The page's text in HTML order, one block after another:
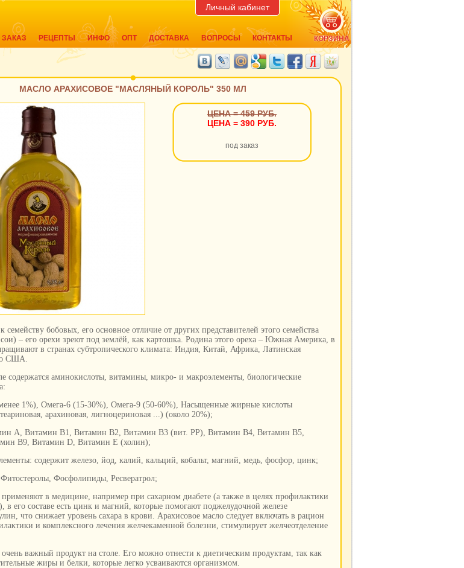
Личный кабинет
РЕЦЕПТЫ ИНФО ОПТ ДОСТАВКА ВОПРОСЫ КОНТАКТЫ КОРЗИНА
МАСЛО АРАХИСОВОЕ "МАСЛЯНЫЙ КОРОЛЬ" 350 МЛ
ЦЕНА = 459 РУБ.
ЦЕНА = 390 РУБ.
под заказ
семейству бобовых, его основное отличие от других представителей этого семейства
– его орехи зреют под землёй, как картошка. Родина этого ореха – Южная Америка, в
в странах субтропического климата: Индия, Китай, Африка, Латинская
США.
содержатся аминокислоты, витамины, микро- и макроэлементы, биологические
1%), Омега-6 (15-30%), Омега-9 (50-60%), Насыщенные жирные кислоты
арахиновая, лигноцериновая ...) (около 20%);
А, Витамин В1, Витамин В2, Витамин В3 (вит. РР), Витамин В4, Витамин В5,
В9, Витамин D, Витамин Е (холин);
содержит железо, йод, калий, кальций, кобальт, магний, медь, фосфор, цинк;
Фосфолипиды, Ресвератрол;
в медицине, например при сахарном диабете (а также в целях профилактики
в его составе есть цинк и магний, которые помогают поджелудочной железе
что снижает уровень сахара в крови. Арахисовое масло следует включать в рацион
и комплексного лечения желчекаменной болезни, стимулирует желчеотделение
важный продукт на столе. Его можно отнести к диетическим продуктам, так как
жиры и белки, которые легко усваиваются организмом.